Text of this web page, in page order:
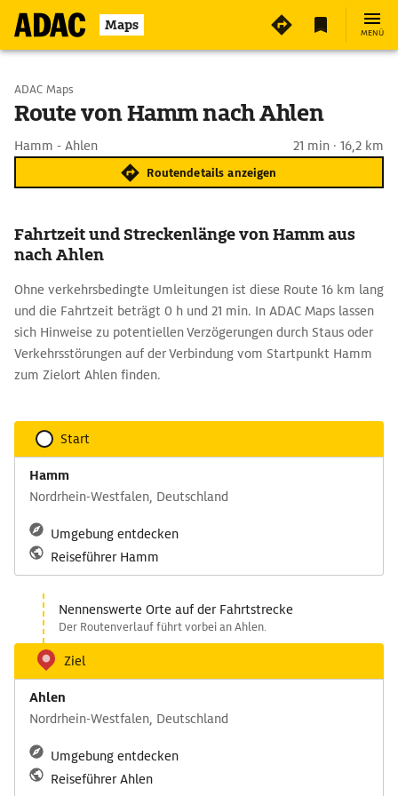
Maps MENÜ
Start wählen
ADAC Maps
Route von Hamm nach Ahlen
Hamm - Ahlen 21 min · 16,2 km
Routendetails anzeigen
Fahrtzeit und Streckenlänge von Hamm aus
nach Ahlen
Ohne verkehrsbedingte Umleitungen ist diese Route 16 km lang
und die Fahrtzeit beträgt 0 h und 21 min. In ADAC Maps lassen
sich Hinweise zu potentiellen Verzögerungen durch Staus oder
Verkehrsstörungen auf der Verbindung vom Startpunkt Hamm
zum Zielort Ahlen finden.
Start
Hamm
Nordrhein-Westfalen, Deutschland
Umgebung entdecken
Reiseführer Hamm
Nennenswerte Orte auf der Fahrtstrecke
Der Routenverlauf führt vorbei an Ahlen.
Ziel
Ahlen
Nordrhein-Westfalen, Deutschland
Umgebung entdecken
Reiseführer Ahlen